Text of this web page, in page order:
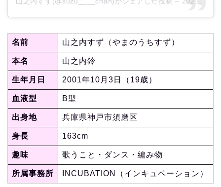
名前 山之内すず（やまのうちすず）
本名 山之内鈴
生年月日 2001年10月3日（19歳）
血液型 B型
出身地 兵庫県神戸市須磨区
身長 163cm
趣味 歌うこと・ダンス・編み物
所属事務所 INCUBATION（インキュベーション）